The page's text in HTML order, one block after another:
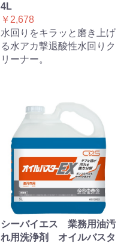
4L
￥2,678
水回りをキラッと磨き上げ
る水アカ撃退酸性水回りク
リーナー。
シーバイエス 業務用油汚
れ用洗浄剤 オイルバスタ